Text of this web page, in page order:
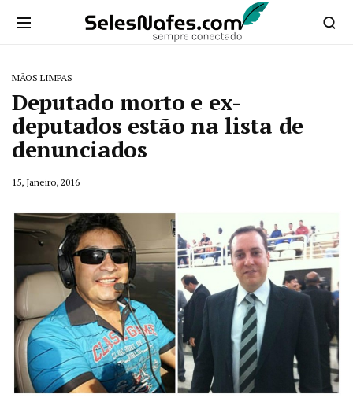
MÃOS LIMPAS
Deputado morto e ex-
deputados estão na lista de
denunciados
15, Janeiro, 2016